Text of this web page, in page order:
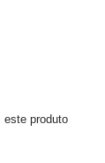
este produto